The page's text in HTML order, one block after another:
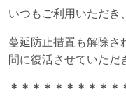
いつもご利用いただき
蔓延防止措置も解除さ
間に復活させていただ
＊＊＊＊＊＊＊＊＊＊